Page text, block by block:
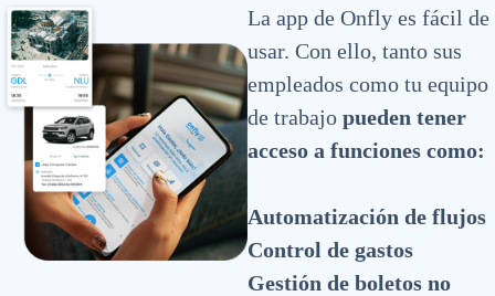
La app de Onfly es fácil de
usar. Con ello, tanto sus
empleados como tu equipo
de trabajo pueden tener
acceso a funciones como:
Automatización de flujos
Control de gastos
Gestión de boletos no